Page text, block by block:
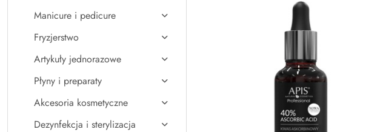
Manicure i pedicure
Fryzjerstwo
Artykuły jednorazowe
Płyny i preparaty
Akcesoria kosmetyczne
Dezynfekcja i sterylizacja